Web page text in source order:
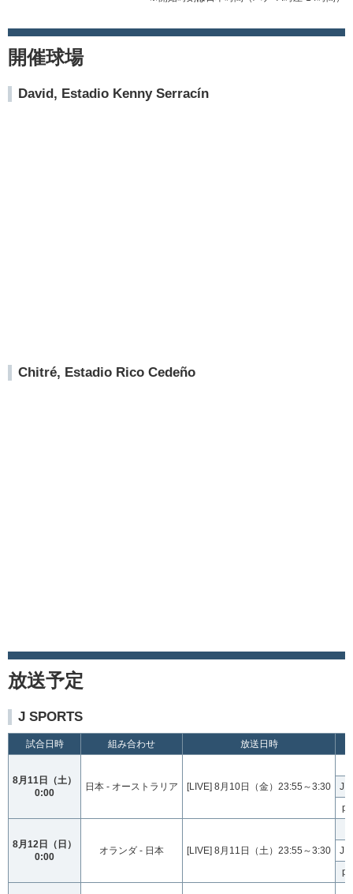
開催球場
David, Estadio Kenny Serracín
Chitré, Estadio Rico Cedeño
放送予定
J SPORTS
試合日時 組み合わせ 放送日時
8月11日（土）
0:00
日本 - オーストラリア [LIVE] 8月10日（金）23:55～3:30
J
8月12日（日）
0:00
オランダ - 日本 [LIVE] 8月11日（土）23:55～3:30
J